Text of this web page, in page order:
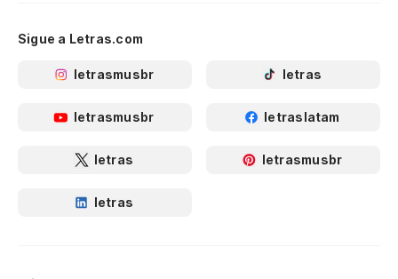
Sigue a Letras.com
letrasmusbr letras
letrasmusbr letraslatam
letras letrasmusbr
letras